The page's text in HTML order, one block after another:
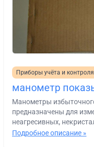
Приборы учёта и контроля
манометр
Манометры
предназначены для
неагресивных,
Подробное описание »